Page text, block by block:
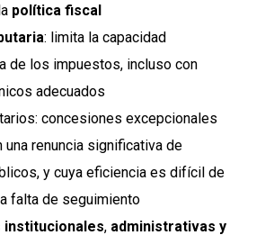
política fiscal
: limita la capacidad
de los impuestos, incluso con
adecuados
concesiones excepcionales
una renuncia significativa de
y cuya eficiencia es difícil de
falta de seguimiento
institucionales, administrativas y